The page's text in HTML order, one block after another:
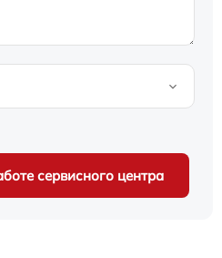
сервисного центра